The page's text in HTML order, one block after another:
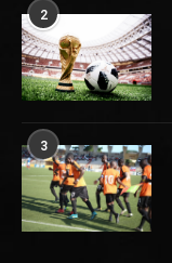
2
3